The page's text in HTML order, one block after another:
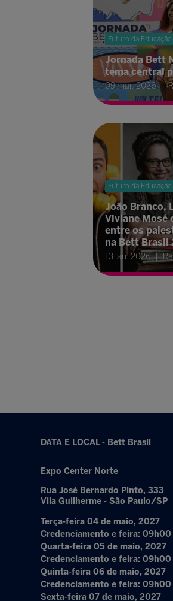
Futuro da Educação
Jornada Bett
tema central
09 mar. 2026
Futuro da Educação
João Branco,
Viviane Mosé
entre os
na Bett Brasil
13 jan. 2026
DATA E LOCAL - Bett Brasil
Expo Center Norte
Rua José Bernardo Pinto, 333
Vila Guilherme - São Paulo/SP
Terça-feira 04 de maio, 2027
Credenciamento e feira:
Quarta-feira 05 de maio, 2027
Credenciamento e feira:
Quinta-feira 06 de maio, 2027
Credenciamento e feira:
Sexta-feira 07 de maio, 2027